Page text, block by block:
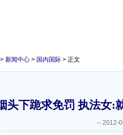
> 新闻中心 > 国内国际 > 正文
头下跪求免罚 执法女:
-- 2012-